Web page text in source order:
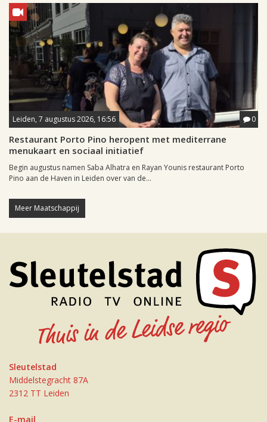
Leiden, 7 augustus 2026, 16:56 0
Restaurant Porto Pino heropent met mediterrane
menukaart en sociaal initiatief
Begin augustus namen Saba Alhatra en Rayan Younis restaurant Porto
Pino aan de Haven in Leiden over van de...
Meer Maatschappij
Sleutelstad
Middelstegracht 87A
2312 TT Leiden
E-mail